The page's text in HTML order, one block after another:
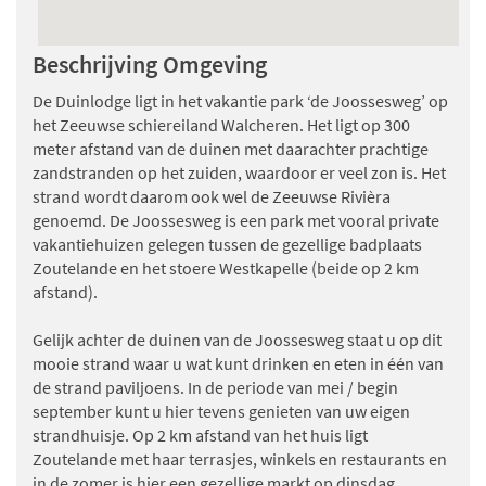
strand. En erg fijn dat het eigen parkeerplaatsen heeft.
Vriendelijk en zeer behulpzaam.
Ik kan eigenlijk niets noemen wat niet goed was.
Leonne Veldhuisen, gaf een gemiddeld cijfer van9.7 (08-
11-2021)
Het is een heerlijk huis met veel ruimte en licht. Voorzien
van alle gemakken. Doordat de slaapkamers zich in de
vleugel van het huis bevinden is er geen geluidshinder
vanuit de woonkamer.
voldoende parkeergelegenheid bij het huis en in de
nabijheid daarvan.
De bedden zien er wat gedateerd uit maar liggen heerlijk
en de matrassen, dekbedden en kussens zijn schoon en
fris, net als de rest van het huis.
De ligging van het huis is geweldig. Vlak achter de duinen.
Beschrijving Omgeving
De Duinlodge ligt in het vakantie park ‘de Joossesweg’ op
het Zeeuwse schiereiland Walcheren. Het ligt op 300
meter afstand van de duinen met daarachter prachtige
zandstranden op het zuiden, waardoor er veel zon is. Het
strand wordt daarom ook wel de Zeeuwse Rivièra
genoemd. De Joossesweg is een park met vooral private
vakantiehuizen gelegen tussen de gezellige badplaats
Zoutelande en het stoere Westkapelle (beide op 2 km
afstand).
Gelijk achter de duinen van de Joossesweg staat u op dit
mooie strand waar u wat kunt drinken en eten in één van
de strand paviljoens. In de periode van mei / begin
september kunt u hier tevens genieten van uw eigen
strandhuisje. Op 2 km afstand van het huis ligt
Zoutelande met haar terrasjes, winkels en restaurants en